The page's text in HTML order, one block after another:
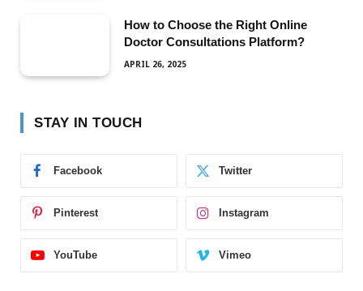
How to Choose the Right Online
Doctor Consultations Platform?
APRIL 26, 2025
STAY IN TOUCH
Facebook Twitter
Pinterest Instagram
YouTube Vimeo